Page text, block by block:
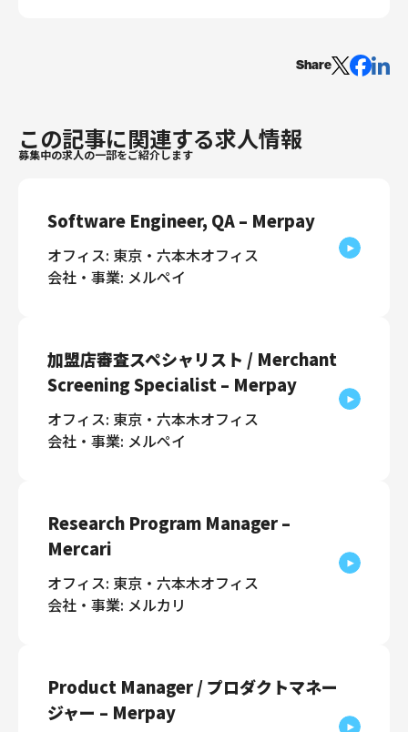
Share
この記事に関連する求人情報
募集中の求人の一部をご紹介します
Software Engineer, QA – Merpay
オフィス: 東京・六本木オフィス
会社・事業: メルペイ
加盟店審査スペシャリスト / Merchant
Screening Specialist – Merpay
オフィス: 東京・六本木オフィス
会社・事業: メルペイ
Research Program Manager –
Mercari
オフィス: 東京・六本木オフィス
会社・事業: メルカリ
Product Manager / プロダクトマネー
ジャー – Merpay